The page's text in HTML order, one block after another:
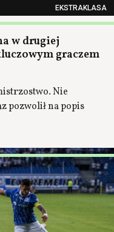
EKSTRAKLASA
w drugiej
graczem
Nie
pozwolił na popis